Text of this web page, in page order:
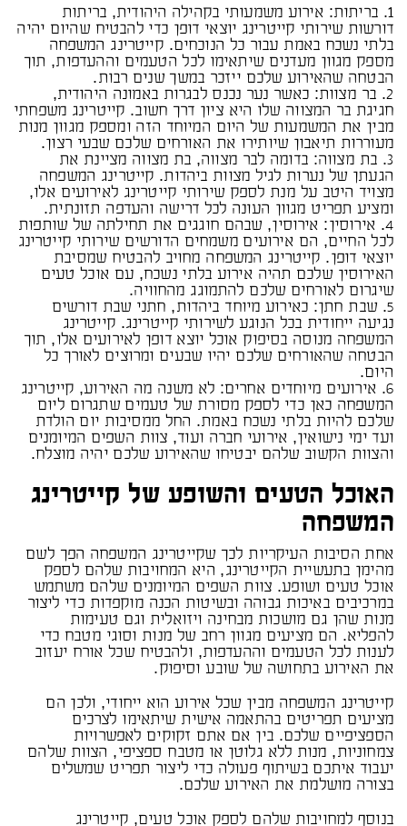
1. בריתות: אירוע משמעותי בקהילה היהודית, בריתות
דורשות שירותי קייטרינג יוצאי דופן כדי להבטיח שהיום יהיה
בלתי נשכח באמת עבור כל הנוכחים. קייטרינג המשפחה
מספק מגוון מעדנים שיתאימו לכל הטעמים וההעדפות, תוך
הבטחה שהאירוע שלכם ייזכר במשך שנים רבות.
2. בר מצוות: כאשר נער נכנס לבגרות באמונה היהודית,
חגיגת בר המצווה שלו היא ציון דרך חשוב. קייטרינג משפחתי
מבין את המשמעות של היום המיוחד הזה ומספק מגוון מנות
מעוררות תיאבון שיותירו את האורחים שלכם שבעי רצון.
3. בת מצווה: בדומה לבר מצווה, בת מצווה מציינת את
הגעתן של נערות לגיל מצוות ביהדות. קייטרינג המשפחה
מצויד היטב על מנת לספק שירותי קייטרינג לאירועים אלו,
ומציע תפריט מגוון העונה לכל דרישה והעדפה תזונתית.
4. אירוסין: אירוסין, שבהם חוגגים את תחילתה של שותפות
לכל החיים, הם אירועים משמחים הדורשים שירותי קייטרינג
יוצאי דופן. קייטרינג המשפחה מחויב להבטיח שמסיבת
האירוסין שלכם תהיה אירוע בלתי נשכח, עם אוכל טעים
שיגרום לאורחים שלכם להתמוגג מהחוויה.
5. שבת חתן: כאירוע מיוחד ביהדות, חתני שבת דורשים
נגיעה ייחודית בכל הנוגע לשירותי קייטרינג. קייטרינג
המשפחה מנוסה בסיפוק אוכל יוצא דופן לאירועים אלו, תוך
הבטחה שהאורחים שלכם יהיו שבעים ומרוצים לאורך כל
היום.
6. אירועים מיוחדים אחרים: לא משנה מה האירוע, קייטרינג
המשפחה כאן כדי לספק מסורת של טעמים שתגרום ליום
שלכם להיות בלתי נשכח באמת. החל ממסיבות יום הולדת
ועד ימי נישואין, אירועי חברה ועוד, צוות השפים המיומנים
והצוות הקשוב שלהם יבטיחו שהאירוע שלכם יהיה מוצלח.
האוכל הטעים והשופע של קייטרינג
המשפחה
אחת הסיבות העיקריות לכך שקייטרינג המשפחה הפך לשם
מהימן בתעשיית הקייטרינג, היא המחויבות שלהם לספק
אוכל טעים ושופע. צוות השפים המיומנים שלהם משתמש
במרכיבים באיכות גבוהה ובשיטות הכנה מוקפדות כדי ליצור
מנות שהן גם מושכות מבחינה ויזואלית וגם טעימות
להפליא. הם מציעים מגוון רחב של מנות וסוגי מטבח כדי
לענות לכל הטעמים וההעדפות, ולהבטיח שכל אורח יעזוב
את האירוע בתחושה של שובע וסיפוק.
קייטרינג המשפחה מבין שכל אירוע הוא ייחודי, ולכן הם
מציעים תפריטים בהתאמה אישית שיתאימו לצרכים
הספציפיים שלכם. בין אם אתם זקוקים לאפשרויות
צמחוניות, מנות ללא גלוטן או מטבח ספציפי, הצוות שלהם
יעבוד איתכם בשיתוף פעולה כדי ליצור תפריט שמשלים
בצורה מושלמת את האירוע שלכם.
בנוסף למחויבות שלהם לספק אוכל טעים, קייטרינג